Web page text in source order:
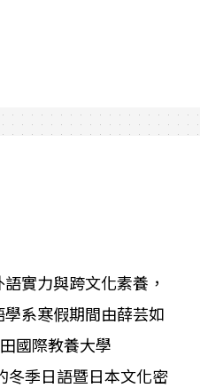
實力與跨文化素養，
系寒假期間由薛芸如
國際教養大學
冬季日語暨日本文化密